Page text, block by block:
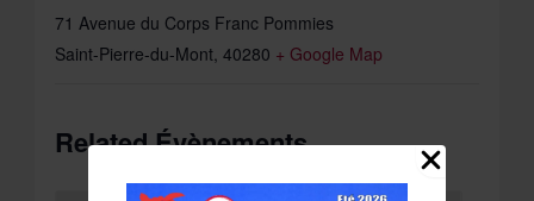
71 Avenue du Corps Franc Pommies
Saint-Pierre-du-Mont 40280 + Google Map
Related Évènements